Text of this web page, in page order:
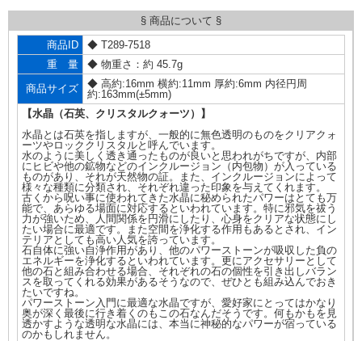
§ 商品について §
商品ID
◆ T289-7518
重 量
◆ 物重さ：約 45.7g
商品サイズ
◆ 高約:16mm 横約:11mm 厚約:6mm 内径円周
約:163mm(±5mm)
【水晶（石英、クリスタルクォーツ）】
水晶とは石英を指しますが、一般的に無色透明のものをクリアクォ
ーツやロッククリスタルと呼んでいます。
水のように美しく透き通ったものが良いと思われがちですが、内部
にヒビや他の鉱物などのインクルージョン（内包物）が入っている
ものがあり、それが天然物の証。また、インクルージョンによって
様々な種類に分類され、それぞれ違った印象を与えてくれます。
古くから呪い事に使われてきた水晶に秘められたパワーはとても万
能で、あらゆる場面に対応するといわれています。特に邪気を祓う
力が強いため、人間関係を円滑にしたり、心身をクリアな状態にし
たい場合に最適です。また空間を浄化する作用もあるとされ、イン
テリアとしても高い人気を誇っています。
石自体に強い自浄作用があり、他のパワーストーンが吸収した負の
エネルギーを浄化するといわれています。更にアクセサリーとして
他の石と組み合わせる場合、それぞれの石の個性を引き出しバラン
スを取ってくれる効果があるそうなので、ぜひとも組み込んでおき
たいですね。
パワーストーン入門に最適な水晶ですが、愛好家にとってはかなり
奥が深く最後に行き着くのもこの石なんだそうです。何もかもを見
透かすような透明な水晶には、本当に神秘的なパワーが宿っている
のかもしれません。